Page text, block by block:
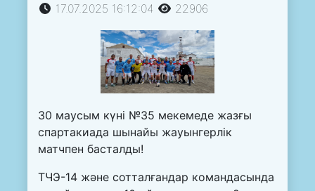
17.07.2025 16:12:04 22906
30 маусым күні №35 мекемеде жазғы
спартакиада шынайы жауынгерлік
матчпен басталды!
ТЧЭ-14 және сотталғандар командасында